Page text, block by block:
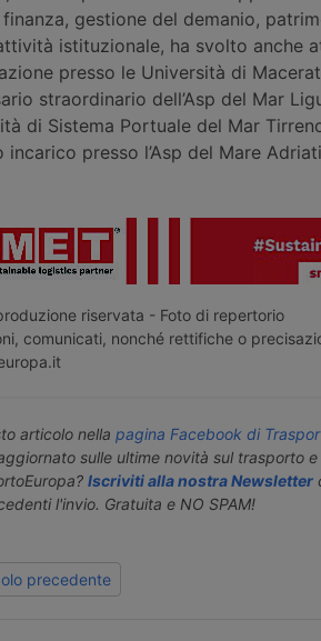
gestione del demanio,
istituzionale, ha svolto anche
presso le Università di
straordinario dell’Asp del Mar
di Sistema Portuale del Mar
presso l’Asp del Mare
riservata - Foto di repertorio
comunicati, nonché rettifiche o
articolo nella pagina Facebook di
sulle ultime novità sul trasporto
Iscriviti alla nostra Newsletter
l'invio. Gratuita e NO SPAM!
precedente